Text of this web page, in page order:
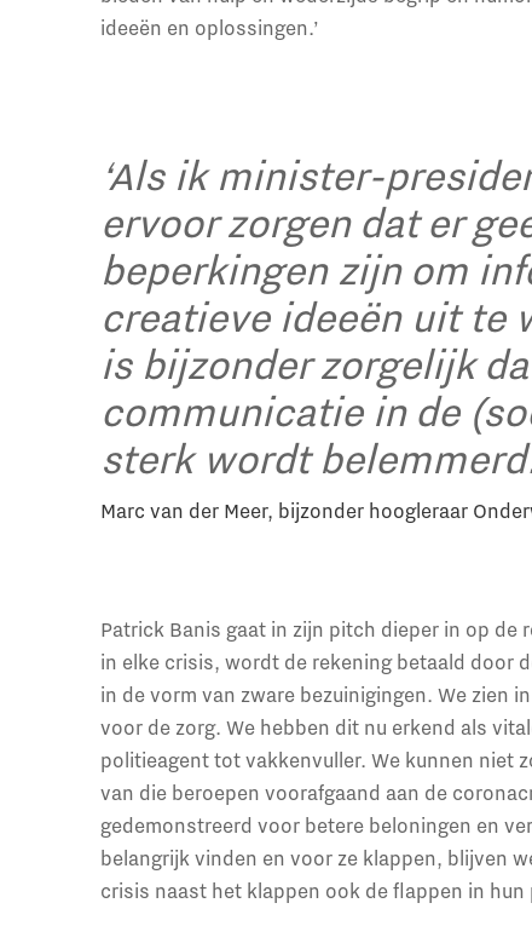
ideeën en oplossingen.’
‘Als ik minister-
ervoor zorgen dat er
beperkingen zijn om
creatieve ideeën uit te
is bijzonder zorgelijk
communicatie in de
sterk wordt
Marc van der Meer, bijzonder hoogleraar
Patrick Banis gaat in zijn pitch dieper in op de
in elke crisis, wordt de rekening betaald door
in de vorm van zware bezuinigingen. We zien
voor de zorg. We hebben dit nu erkend als
politieagent tot vakkenvuller. We kunnen niet
van die beroepen voorafgaand aan de
gedemonstreerd voor betere beloningen en
belangrijk vinden en voor ze klappen, blijven
crisis naast het klappen ook de flappen in hun